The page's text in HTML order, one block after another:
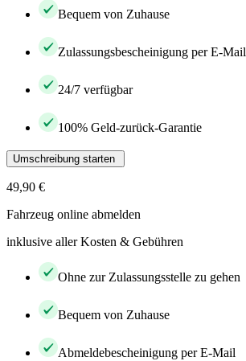
Bequem von Zuhause
Zulassungsbescheinigung per E-Mail
24/7 verfügbar
100% Geld-zurück-Garantie
Umschreibung starten
49,90 €
Fahrzeug online abmelden
inklusive aller Kosten & Gebühren
Ohne zur Zulassungsstelle zu gehen
Bequem von Zuhause
Abmeldebescheinigung per E-Mail